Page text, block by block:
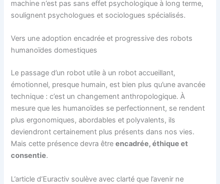
machine n’est pas sans effet psychologique à long terme,
soulignent psychologues et sociologues spécialisés.
Vers une adoption encadrée et progressive des robots
humanoïdes domestiques
Le passage d’un robot utile à un robot accueillant,
émotionnel, presque humain, est bien plus qu’une avancée
technique : c’est un changement anthropologique. À
mesure que les humanoïdes se perfectionnent, se rendent
plus ergonomiques, abordables et polyvalents, ils
deviendront certainement plus présents dans nos vies.
Mais cette présence devra êtreencadrée, éthique et
consentie.
L’article d’Euractiv soulève avec clarté que l’avenir ne